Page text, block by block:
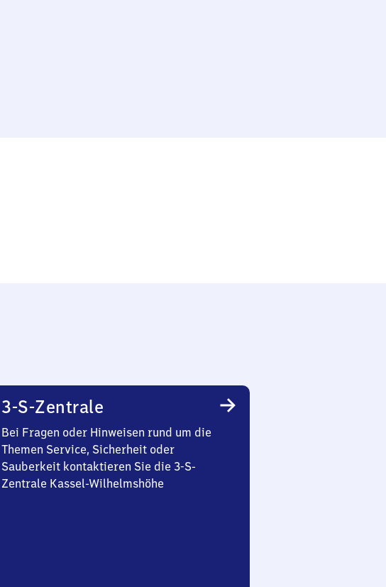
3-S-Zentrale
Bei Fragen oder Hinweisen rund um die
Themen Service, Sicherheit oder
Sauberkeit kontaktieren Sie die 3-S-
Zentrale Kassel-Wilhelmshöhe